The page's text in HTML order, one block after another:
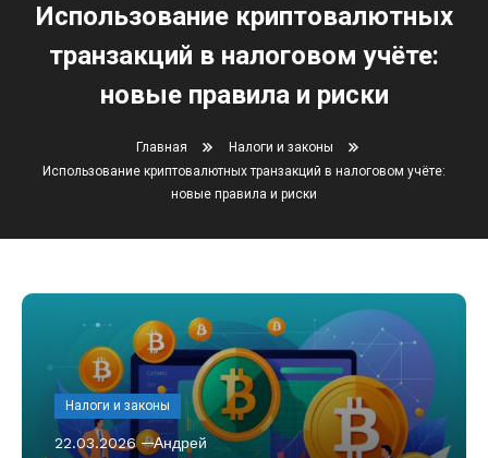
Использование криптовалютных
транзакций в налоговом учёте:
новые правила и риски
Главная
Налоги и законы
Использование криптовалютных транзакций в налоговом учёте:
новые правила и риски
Налоги и законы
22.03.2026 Андрей